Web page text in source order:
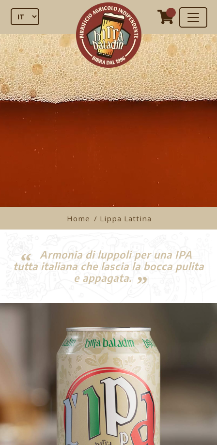
Home / Lippa Lattina
Armonia di luppoli per una IPA
tutta italiana che lascia la bocca pulita
e appagata.